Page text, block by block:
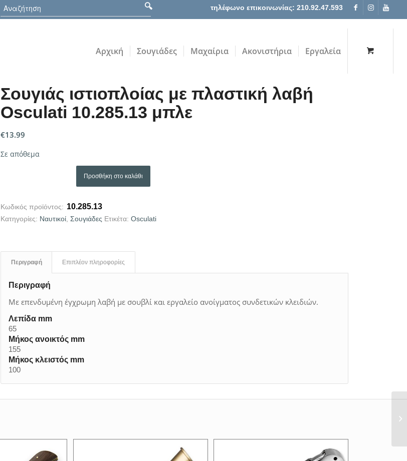
τηλέφωνο επικοινωνίας: 210.92.47.593
Αρχική Σουγιάδες Μαχαίρια Ακονιστήρια Εργαλεία
Σουγιάς ιστιοπλοίας με πλαστική λαβή
Osculati 10.285.13 μπλε
€13.99
Σε απόθεμα
Προσθήκη στο καλάθι
Κωδικός προϊόντος: 10.285.13
Κατηγορίες: Ναυτικοί,Σουγιάδες Ετικέτα:Osculati
Περιγραφή Επιπλέον πληροφορίες
Περιγραφή
Με επενδυμένη έγχρωμη λαβή με σουβλί και εργαλείο ανοίγματος συνδετικών κλειδιών.
Λεπίδα mm
65
Μήκος ανοικτός mm
155
Μήκος κλειστός mm
100